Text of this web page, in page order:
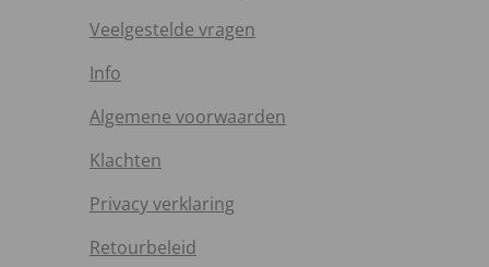
Veelgestelde vragen
Info
Algemene voorwaarden
Klachten
Privacy verklaring
Retourbeleid